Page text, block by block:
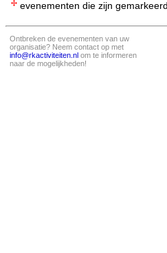
evenementen die zijn
Ontbreken de evenementen van uw
organisatie? Neem contact op met
info@rkactiviteiten.nl om te informeren
naar de mogelijkheden!